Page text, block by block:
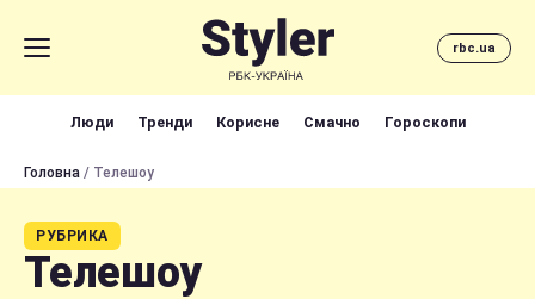
rbc.ua
Люди Тренди Корисне Смачно Гороскопи
Головна / Телешоу
РУБРИКА
Телешоу